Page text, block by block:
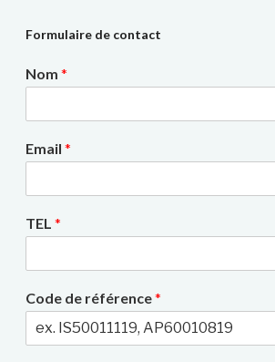
Formulaire de contact
Nom *
Email *
TEL *
Code de référence*